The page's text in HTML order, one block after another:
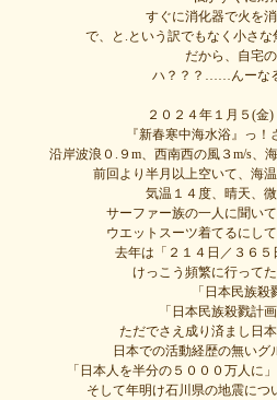
すぐに消化器で火を
で、と.という訳でもなく小さ
だから、自宅
ハ？？？……んーな
２０２４年１月５(金
『新春寒中海水浴』っ
沿岸波浪０.９m、西南西の風３m/s、
前回より半月以上空いて、海
気温１４度、晴天、
サーファー族の一人に聞い
ウエットスーツ着てるにし
去年は「２１４日／３６５
けっこう頻繁に行って
「日本民族
「日本民族殺戮計
ただでさえ成り済まし日
日本での活動経歴の無い
「日本人を半分の５０００万人
そして年明け石川県の地震に